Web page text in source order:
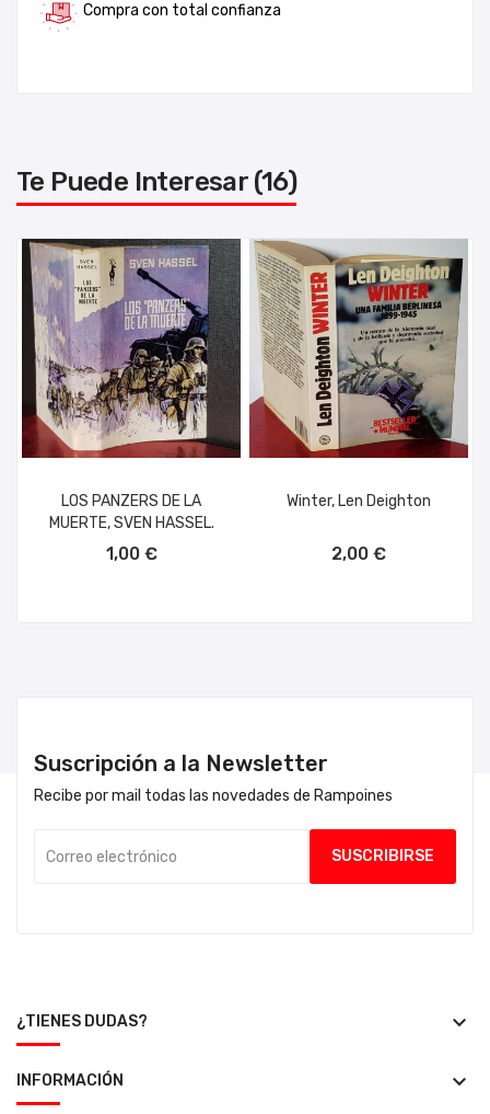
Compra con total confianza
Te Puede Interesar (16)
LOS PANZERS DE LA
MUERTE, SVEN HASSEL.
1,00 €
Winter, Len Deighton
2,00 €
Suscripción a la Newsletter
Recibe por mail todas las novedades de Rampoines
¿TIENES DUDAS? keyboard_arrow_down
INFORMACIÓN keyboard_arrow_down